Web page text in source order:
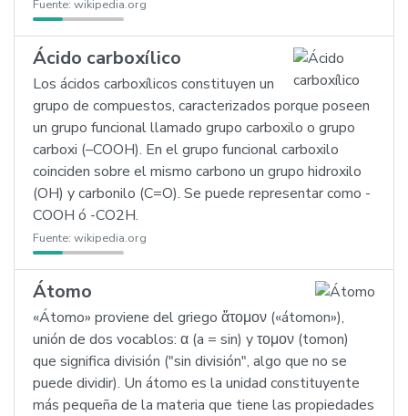
Fuente: wikipedia.org
Ácido carboxílico
Los ácidos carboxílicos constituyen un
grupo de compuestos, caracterizados porque poseen
un grupo funcional llamado grupo carboxilo o grupo
carboxi (–COOH). En el grupo funcional carboxilo
coinciden sobre el mismo carbono un grupo hidroxilo
(OH) y carbonilo (C=O). Se puede representar como -
COOH ó -CO2H.
Fuente: wikipedia.org
Átomo
«Átomo» proviene del griego ἄτομον («átomon»),
unión de dos vocablos: α (a = sin) y τομον (tomon)
que significa división ("sin división", algo que no se
puede dividir). Un átomo es la unidad constituyente
más pequeña de la materia que tiene las propiedades